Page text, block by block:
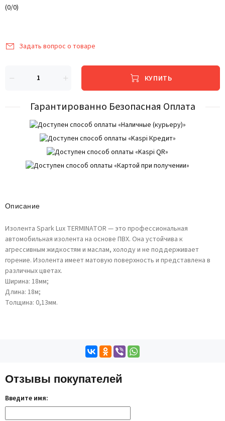
(0/0)
Задать вопрос о товаре
КУПИТЬ
Гарантированно Безопасная Оплата
Описание
Изолента Spark Lux TERMINATOR — это профессиональная
автомобильная изолента на основе ПВХ. Она устойчива к
агрессивным жидкостям и маслам, холоду и не поддерживает
горение. Изолента имеет матовую поверхность и представлена в
различных цветах.
Ширина: 18мм;
Длина: 18м;
Толщина: 0,13мм.
Отзывы покупателей
Введите имя: